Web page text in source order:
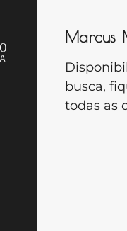
Marcus
busca,
todas as